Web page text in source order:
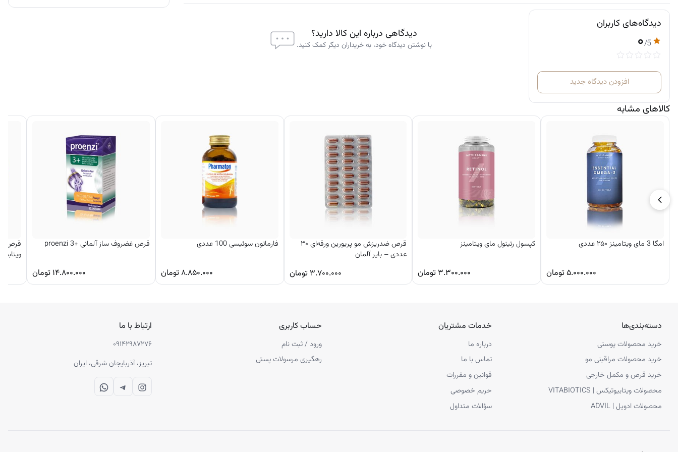
دیدگاه‌های کاربران
۰/5
افزودن دیدگاه جدید
دیدگاهی درباره این کالا دارید؟
با نوشتن دیدگاه خود، به خریداران دیگر کمک کنید.
کالاهای مشابه
امگا 3 مای ویتامینز ۲۵۰ عددی
۵.۰۰۰.۰۰۰تومان
کپسول رتینول مای ویتامینز
۳.۳۰۰.۰۰۰ تومان
قرص ضدریزش مو پریورین ورقه‌ای ۳۰
عددی – بایر آلمان
۳.۷۰۰.۰۰۰ تومان
فارماتون سوئیسی 100 عددی
۸.۸۵۰.۰۰۰تومان
قرص غضروف ساز آلمانی +3 proenzi
۱۴.۸۰۰.۰۰۰ تومان
قرص
دسته‌بندی‌ها
خرید محصولات پوستی
خرید محصولات مراقبتی مو
خرید قرص و مکمل خارجی
محصولات ویتابیوتیکس | VITABIOTICS
محصولات ادویل | ADVIL
خدمات مشتریان
درباره ما
تماس با ما
قوانین و مقررات
حریم خصوصی
سؤالات متداول
حساب کاربری
ورود / ثبت نام
رهگیری مرسولات پستی
ارتباط با ما
۰۹۱۴۲۹۸۷۲۷۶
تبریز، آذربایجان شرقی، ایران
Instagram
Telegram
WhatsApp